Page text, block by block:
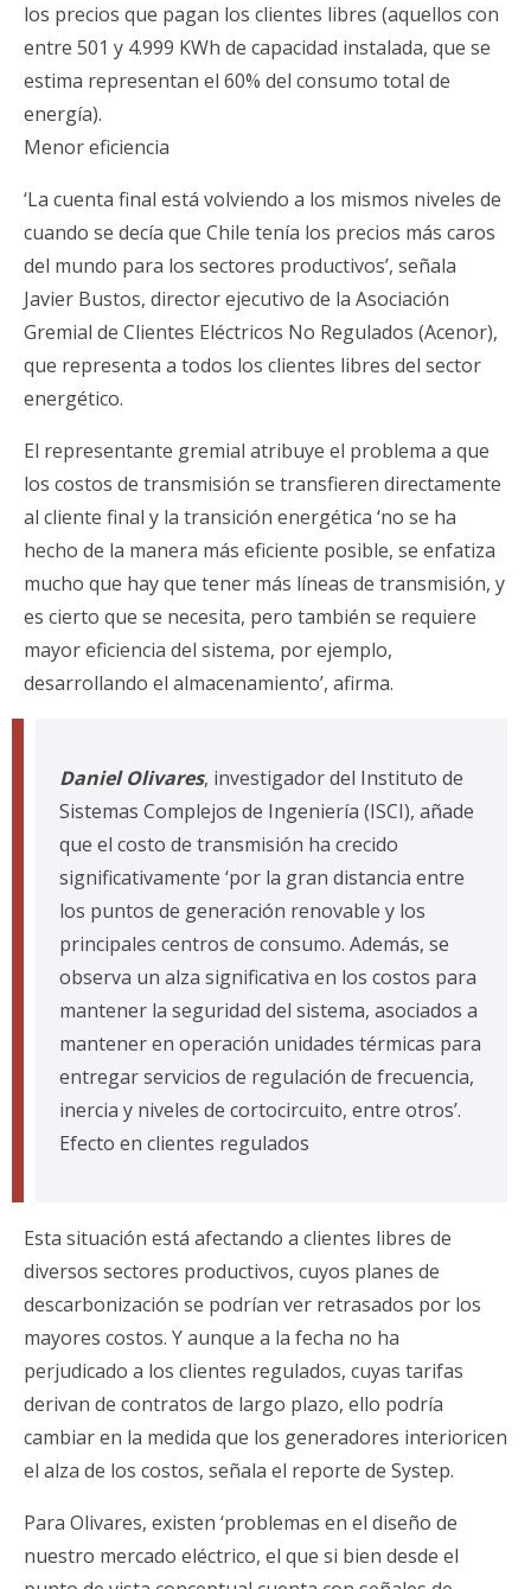
los precios que pagan los clientes libres (aquellos con
entre 501 y 4.999 KWh de capacidad instalada, que se
estima representan el 60% del consumo total de
energía).
Menor eficiencia
‘La cuenta final está volviendo a los mismos niveles de
cuando se decía que Chile tenía los precios más caros
del mundo para los sectores productivos’, señala
Javier Bustos, director ejecutivo de la Asociación
Gremial de Clientes Eléctricos No Regulados (Acenor),
que representa a todos los clientes libres del sector
energético.
El representante gremial atribuye el problema a que
los costos de transmisión se transfieren directamente
al cliente final y la transición energética ‘no se ha
hecho de la manera más eficiente posible, se enfatiza
mucho que hay que tener más líneas de transmisión, y
es cierto que se necesita, pero también se requiere
mayor eficiencia del sistema, por ejemplo,
desarrollando el almacenamiento’, afirma.
Daniel Olivares, investigador del Instituto de
Sistemas Complejos de Ingeniería (ISCI), añade
que el costo de transmisión ha crecido
significativamente ‘por la gran distancia entre
los puntos de generación renovable y los
principales centros de consumo. Además, se
observa un alza significativa en los costos para
mantener la seguridad del sistema, asociados a
mantener en operación unidades térmicas para
entregar servicios de regulación de frecuencia,
inercia y niveles de cortocircuito, entre otros’.
Efecto en clientes regulados
Esta situación está afectando a clientes libres de
diversos sectores productivos, cuyos planes de
descarbonización se podrían ver retrasados por los
mayores costos. Y aunque a la fecha no ha
perjudicado a los clientes regulados, cuyas tarifas
derivan de contratos de largo plazo, ello podría
cambiar en la medida que los generadores interioricen
el alza de los costos, señala el reporte de Systep.
Para Olivares, existen ‘problemas en el diseño de
nuestro mercado eléctrico, el que si bien desde el